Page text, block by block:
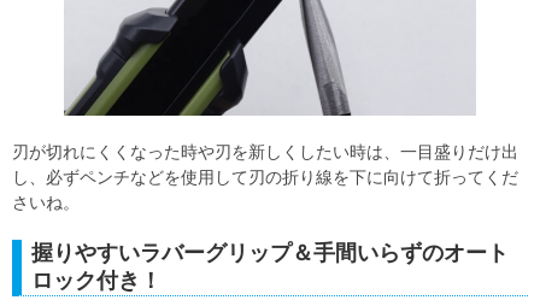
刃が切れにくくなった時や刃を新しくしたい時は、一目盛りだけ出
し、必ずペンチなどを使用して刃の折り線を下に向けて折ってくだ
さいね。
握りやすいラバーグリップ＆手間いらずのオート
ロック付き！